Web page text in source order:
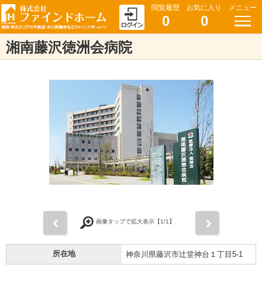
閲覧履歴
0
お気に入り
0
メニュー
湘南藤沢徳洲会病院
画像タップで拡大表示【1/1】
所在地 神奈川県藤沢市辻堂神台１丁目5-1